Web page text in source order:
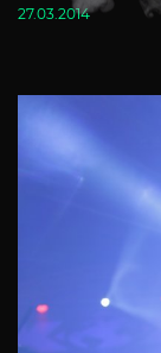
27.03.2014